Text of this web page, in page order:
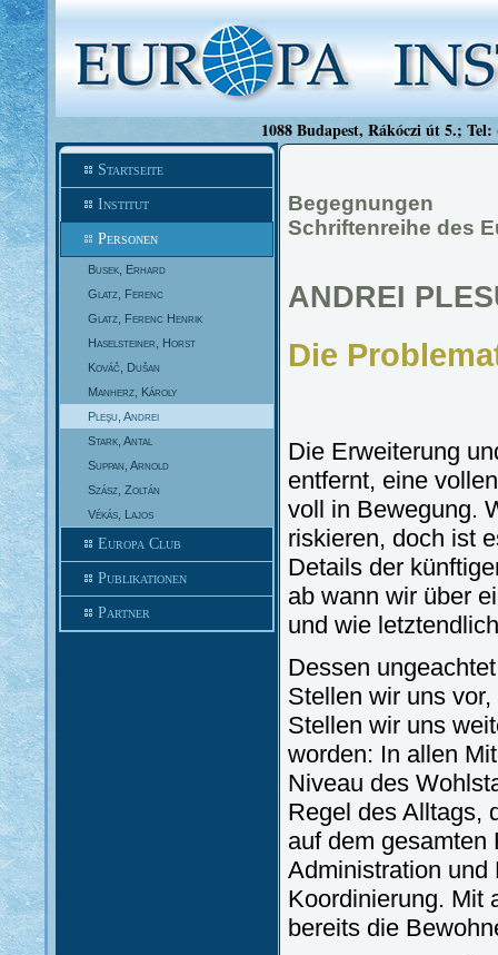
1088 Budapest, Rákóczi út 5.;
Startseite
Institut
Personen
Busek, Erhard
Glatz, Ferenc
Glatz, Ferenc Henrik
Haselsteiner, Horst
Kováč, Dušan
Manherz, Károly
Pleşu, Andrei
Stark, Antal
Suppan, Arnold
Szász, Zoltán
Vékás, Lajos
Europa Club
Publikationen
Partner
Begegnungen
Schriftenreihe des
ANDREI
Die
Die Erweiterung
entfernt, eine
voll in Bewegung.
riskieren, doch ist
Details der
ab wann wir über
und wie
Dessen
Stellen wir uns
Stellen wir uns
worden: In allen
Niveau des
Regel des Alltags,
auf dem gesamten
Administration und
Koordinierung. Mit
bereits die